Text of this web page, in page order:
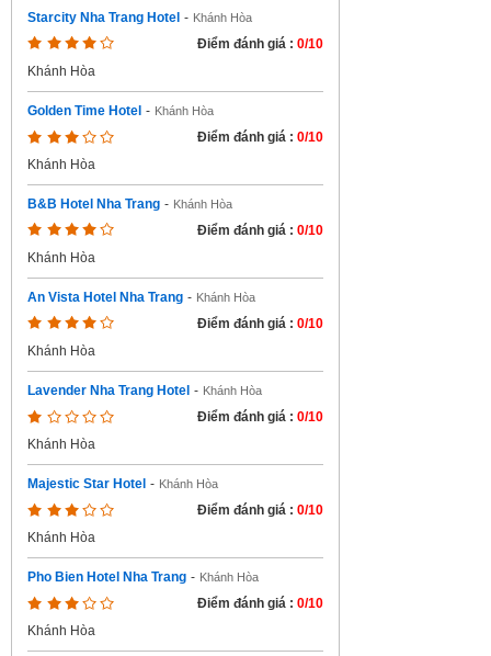
Starcity Nha Trang Hotel - Khánh Hòa
Điểm đánh giá : 0/10
Khánh Hòa
Golden Time Hotel - Khánh Hòa
Điểm đánh giá : 0/10
Khánh Hòa
B&B Hotel Nha Trang - Khánh Hòa
Điểm đánh giá : 0/10
Khánh Hòa
An Vista Hotel Nha Trang - Khánh Hòa
Điểm đánh giá : 0/10
Khánh Hòa
Lavender Nha Trang Hotel - Khánh Hòa
Điểm đánh giá : 0/10
Khánh Hòa
Majestic Star Hotel - Khánh Hòa
Điểm đánh giá : 0/10
Khánh Hòa
Pho Bien Hotel Nha Trang - Khánh Hòa
Điểm đánh giá : 0/10
Khánh Hòa